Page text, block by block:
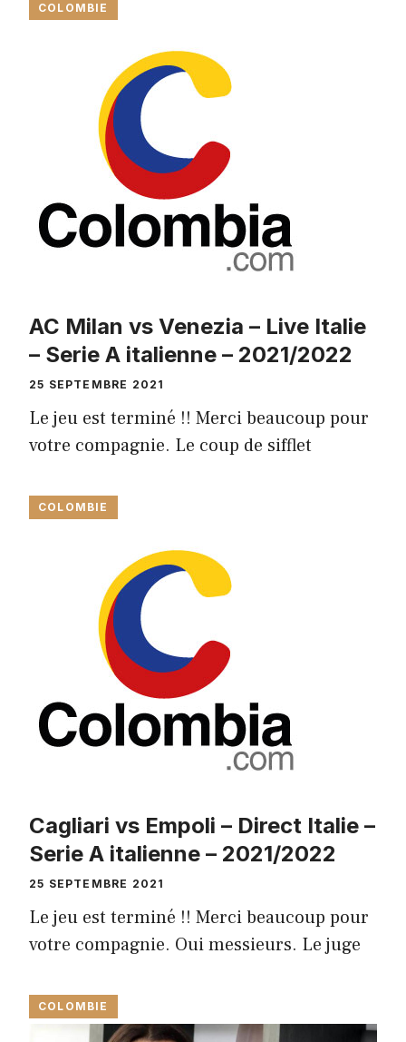
COLOMBIE
AC Milan vs Venezia – Live Italie
– Serie A italienne – 2021/2022
25 SEPTEMBRE 2021
Le jeu est terminé !! Merci beaucoup pour
votre compagnie. Le coup de sifflet
COLOMBIE
Cagliari vs Empoli – Direct Italie –
Serie A italienne – 2021/2022
25 SEPTEMBRE 2021
Le jeu est terminé !! Merci beaucoup pour
votre compagnie. Oui messieurs. Le juge
COLOMBIE